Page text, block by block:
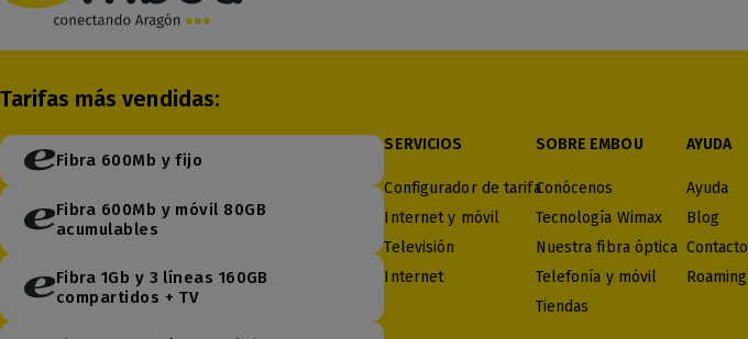
Tarifas más vendidas:
Fibra 600Mb y fijo
Fibra 600Mb y móvil 80GB
acumulables
Fibra 1Gb y 3 líneas 160GB
compartidos + TV
SERVICIOS
Configurador de tarifa
Internet y móvil
Televisión
Internet
SOBRE EMBOU
Conócenos
Tecnología Wimax
Nuestra fibra óptica
Telefonía y móvil
Tiendas
AYUDA
Ayuda
Blog
Contacto
Roaming